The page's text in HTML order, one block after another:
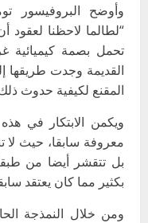
وأوضح البروفيسور
“لطالما لاحظنا
تحمل بصمة كيميائية
القديمة وجدت طريقها
المقنع لكيفية حدوث
ويكمن الابتكار في
معروفة سابقا، حيث
بل تتقشر أيضا من
بكثير مما كان يعتقد
ومن خلال النمذجة